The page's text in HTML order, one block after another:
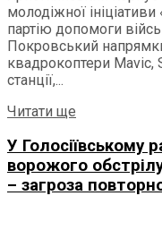
молодіжної
партію допомоги
Покровський
квадрокоптери Mavic,
станції,...
Читати ще
У Голосіївському
ворожого
– загроза